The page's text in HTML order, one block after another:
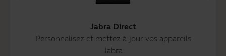
Jabra Direct
Personnalisez et mettez à jour vos appareils
Jabra